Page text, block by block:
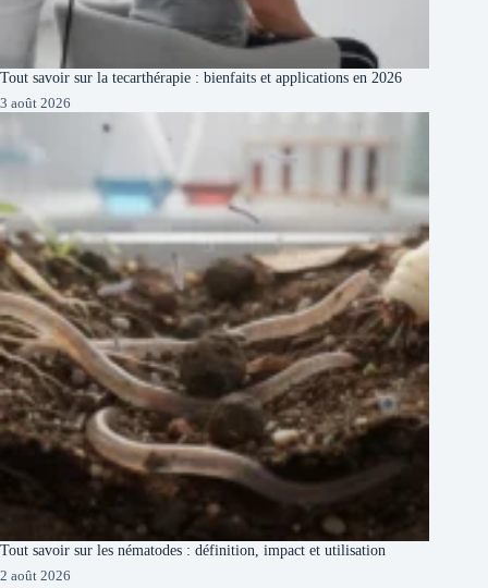
Tout savoir sur la tecarthérapie : bienfaits et applications en 2026
3 août 2026
Tout savoir sur les nématodes : définition, impact et utilisation
2 août 2026